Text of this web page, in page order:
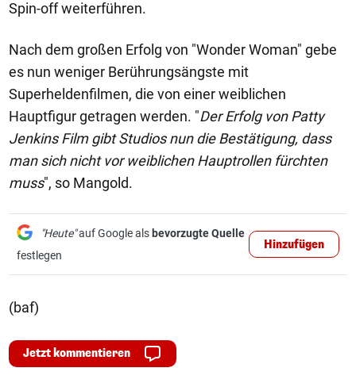
Spin-off weiterführen.
Nach dem großen Erfolg von "Wonder Woman" gebe
es nun weniger Berührungsängste mit
Superheldenfilmen, die von einer weiblichen
Hauptfigur getragen werden. "Der Erfolg von Patty
Jenkins Film gibt Studios nun die Bestätigung, dass
man sich nicht vor weiblichen Hauptrollen fürchten
muss", so Mangold.
"Heute"auf Google als bevorzugte Quelle
festlegen
Hinzufügen
(baf)
Jetzt kommentieren